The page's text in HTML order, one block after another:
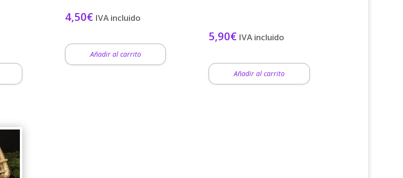
4,50€ IVA incluido
Añadir al carrito
5,90€ IVA incluido
Añadir al carrito